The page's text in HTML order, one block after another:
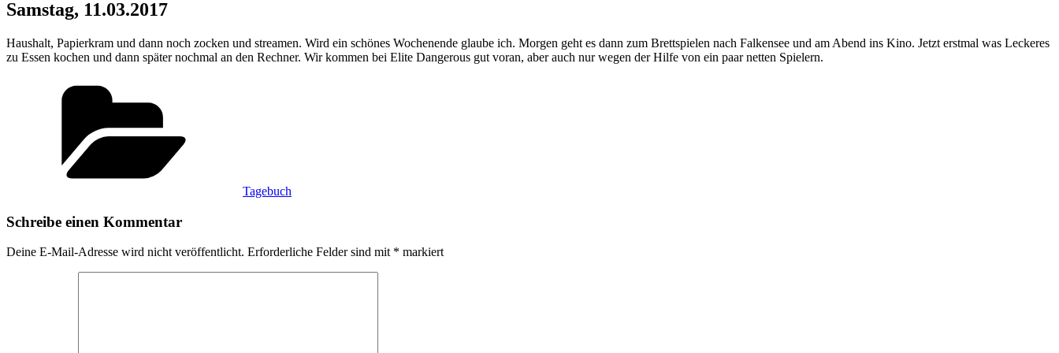
Samstag, 11.03.2017
Haushalt, Papierkram und dann noch zocken und streamen. Wird ein schönes Wochenende glaube ich. Morgen geht es dann zum Brettspielen nach Falkensee und am Abend ins Kino. Jetzt erstmal was Leckeres
zu Essen kochen und dann später nochmal an den Rechner. Wir kommen bei Elite Dangerous gut voran, aber auch nur wegen der Hilfe von ein paar netten Spielern.
Tagebuch
Schreibe einen Kommentar
Deine E-Mail-Adresse wird nicht veröffentlicht. Erforderliche Felder sind mit * markiert